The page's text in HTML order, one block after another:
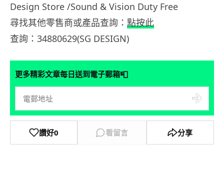
Design Store /Sound & Vision Duty Free
尋找其他零售商或產品查詢： 點按此
查詢：34880629(SG DESIGN)
更多精彩文章每日送到電子郵箱📮
讚好0 看留言 分享